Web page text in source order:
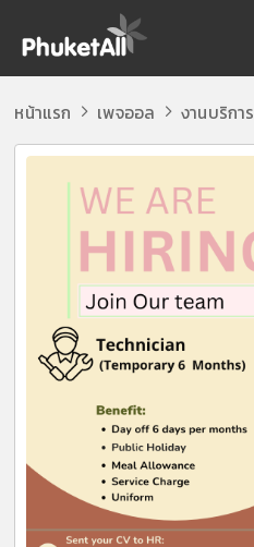
หน้าแรก เพจออล งานบริการ